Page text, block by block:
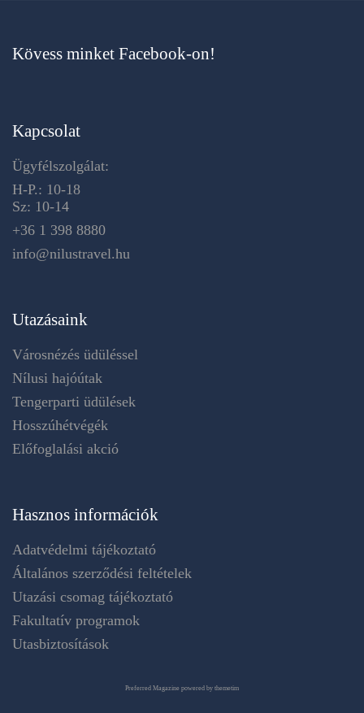
Kövess minket Facebook-on!
Kapcsolat
Ügyfélszolgálat:
H-P.: 10-18
Sz: 10-14
+36 1 398 8880
info@nilustravel.hu
Utazásaink
Városnézés üdüléssel
Nílusi hajóútak
Tengerparti üdülések
Hosszúhétvégék
Előfoglalási akció
Hasznos információk
Adatvédelmi tájékoztató
Általános szerződési feltételek
Utazási csomag tájékoztató
Fakultatív programok
Utasbiztosítások
Preferred Magazine powered by themetim